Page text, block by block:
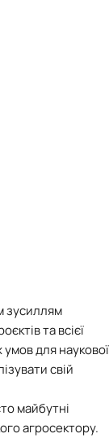
зусиллям
та всієї
для наукової
свій
майбутні
агросектору.